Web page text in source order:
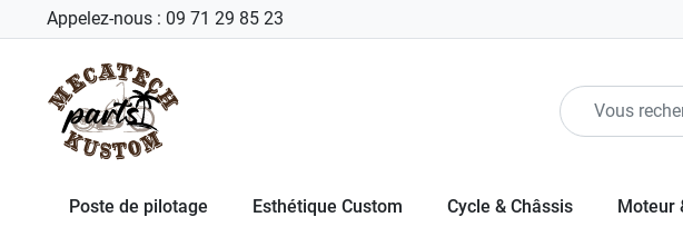
Appelez-nous : 09 71 29 85 23
Poste de pilotage Esthétique Custom Cycle & Châssis Moteur